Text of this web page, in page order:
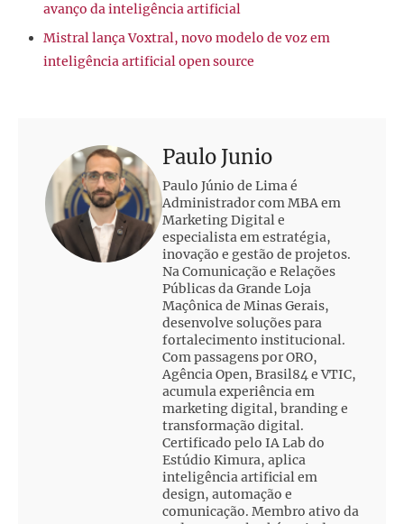
avanço da inteligência artificial
Mistral lança Voxtral, novo modelo de voz em
inteligência artificial open source
Paulo Junio
Paulo Júnio de Lima é
Administrador com MBA em
Marketing Digital e
especialista em estratégia,
inovação e gestão de projetos.
Na Comunicação e Relações
Públicas da Grande Loja
Maçônica de Minas Gerais,
desenvolve soluções para
fortalecimento institucional.
Com passagens por ORO,
Agência Open, Brasil84 e VTIC,
acumula experiência em
marketing digital, branding e
transformação digital.
Certificado pelo IA Lab do
Estúdio Kimura, aplica
inteligência artificial em
design, automação e
comunicação. Membro ativo da